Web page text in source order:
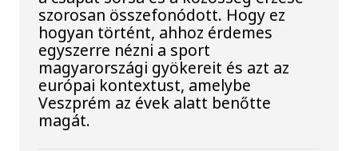
szorosan összefonódott. Hogy ez
hogyan történt, ahhoz érdemes
egyszerre nézni a sport
magyarországi gyökereit és azt az
európai kontextust, amelybe
Veszprém az évek alatt benőtte
magát.